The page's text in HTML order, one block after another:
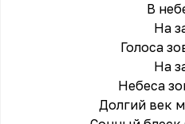
В
На
Голоса
На
Небеса
Долгий век